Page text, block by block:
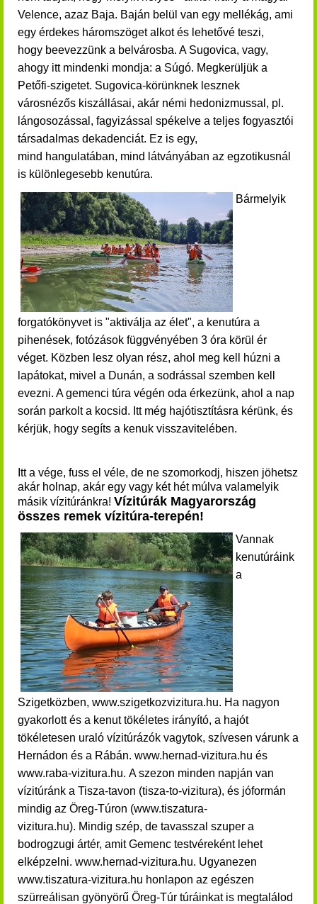
Velence, azaz Baja. Baján belül van egy mellékág, ami
egy érdekes háromszöget alkot és lehetővé teszi,
hogy beevezzünk a belvárosba. A Sugovica, vagy,
ahogy itt mindenki mondja: a Súgó. Megkerüljük a
Petőfi-szigetet. Sugovica-körünknek lesznek
városnézős kiszállásai, akár némi hedonizmussal, pl.
lángosozással, fagyizással spékelve a teljes fogyasztói
társadalmas dekadenciát. Ez is egy,
mind hangulatában, mind látványában az egzotikusnál
is különlegesebb kenutúra.
Bármelyik
forgatókönyvet is "aktiválja az élet", a kenutúra a
pihenések, fotózások függvényében 3 óra körül ér
véget. Közben lesz olyan rész, ahol meg kell húzni a
lapátokat, mivel a Dunán, a sodrással szemben kell
evezni. A gemenci túra végén oda érkezünk, ahol a nap
során parkolt a kocsid. Itt még hajótisztításra kérünk, és
kérjük, hogy segíts a kenuk visszavitelében.
Itt a vége, fuss el véle, de ne szomorkodj, hiszen jöhetsz
akár holnap, akár egy vagy két hét múlva valamelyik
másik vízitúránkra! Vízitúrák Magyarország
összes remek vízitúra-terepén!
Vannak
kenutúráink
a
Szigetközben, www.szigetkozvizitura.hu. Ha nagyon
gyakorlott és a kenut tökéletes irányító, a hajót
tökéletesen uraló vízitúrázók vagytok, szívesen várunk a
Hernádon és a Rábán. www.hernad-vizitura.hu és
www.raba-vizitura.hu. A szezon minden napján van
vízitúránk a Tisza-tavon (tisza-to-vizitura), és jóformán
mindig az Öreg-Túron (www.tiszatura-
vizitura.hu). Mindig szép, de tavasszal szuper a
bodrogzugi ártér, amit Gemenc testvéreként lehet
elképzelni. www.hernad-vizitura.hu. Ugyanezen
www.tiszatura-vizitura.hu honlapon az egészen
szürreálisan gyönyörű Öreg-Túr túráinkat is megtalálod